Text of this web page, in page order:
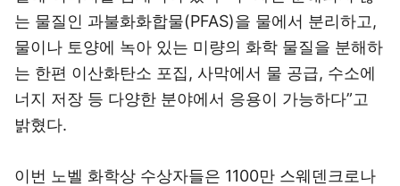
는 물질인 과불화화합물(PFAS)을 물에서 분리하고,
물이나 토양에 녹아 있는 미량의 화학 물질을 분해하
는 한편 이산화탄소 포집, 사막에서 물 공급, 수소에
너지 저장 등 다양한 분야에서 응용이 가능하다”고
밝혔다.
이번 노벨 화학상 수상자들은 1100만 스웨덴크로나